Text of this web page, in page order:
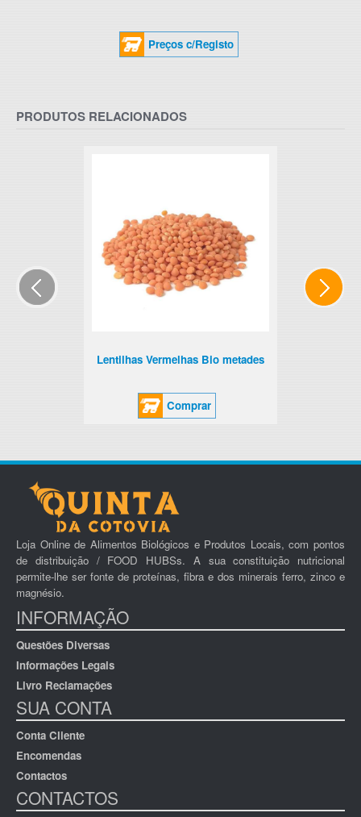
Preços c/Registo
PRODUTOS RELACIONADOS
Lentilhas Vermelhas Bio metades
Comprar
Loja Online de Alimentos Biológicos e Produtos Locais, com pontos
de distribuição / FOOD HUBSs. A sua constituição nutricional
permite-lhe ser fonte de proteínas, fibra e dos minerais ferro, zinco e
magnésio.
INFORMAÇÃO
Questões Diversas
Informações Legais
Livro Reclamações
SUA CONTA
Conta Cliente
Encomendas
Contactos
CONTACTOS